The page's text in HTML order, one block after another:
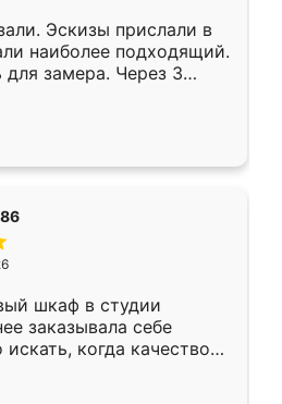
Эскизы прислали в
наиболее подходящий.
для замера. Через 3
уже готова. Остались
Спасибо Ренессанс
работу!
шкаф в студии
заказывала себе
когда качеством
кухня уже почти
нет.